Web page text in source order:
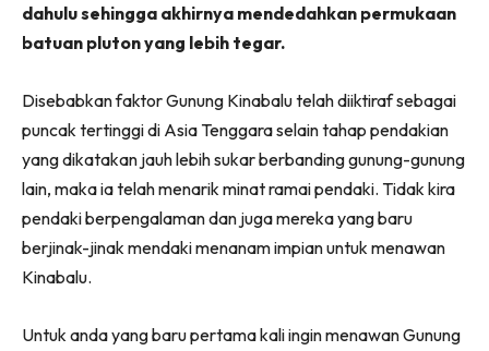
dahulu sehingga akhirnya mendedahkan permukaan
batuan pluton yang lebih tegar.
Disebabkan faktor Gunung Kinabalu telah diiktiraf sebagai
puncak tertinggi di Asia Tenggara selain tahap pendakian
yang dikatakan jauh lebih sukar berbanding gunung-gunung
lain, maka ia telah menarik minat ramai pendaki. Tidak kira
pendaki berpengalaman dan juga mereka yang baru
berjinak-jinak mendaki menanam impian untuk menawan
Kinabalu.
Untuk anda yang baru pertama kali ingin menawan Gunung